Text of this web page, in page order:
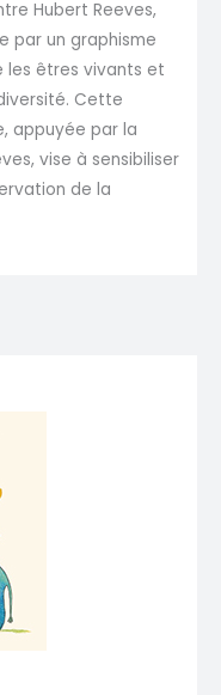
Hubert Reeves,
par un graphisme
les êtres vivants et
Cette
appuyée par la
vise à sensibiliser
de la